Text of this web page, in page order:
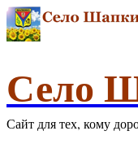
Село
Сайт для тех, кому